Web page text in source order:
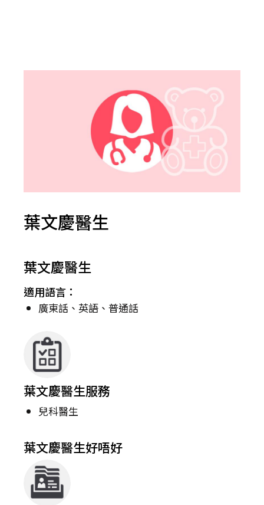
葉文慶醫生
葉文慶醫生
適用語言：
廣東話、英語、普通話
葉文慶醫生服務
兒科醫生
葉文慶醫生好唔好